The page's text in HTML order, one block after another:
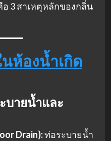
3 สาเหตุหลักของกลิ่น
ห้องน้ำเกิด
บายน้ำและ
Drain):ท่อระบายน้ำ